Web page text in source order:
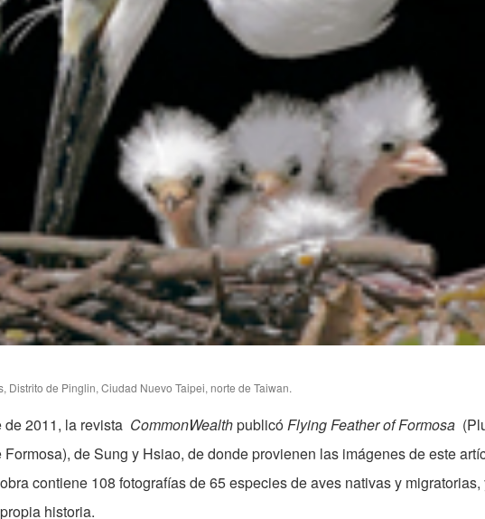
Distrito de Pinglin, Ciudad Nuevo Taipei, norte de Taiwan.
de 2011, la revista CommonWealthpublicóFlying Feather of Formosa
Formosa), de Sung y Hsiao, de donde provienen las imágenes de este
contiene 108 fotografías de 65 especies de aves nativas y migratorias,
historia.